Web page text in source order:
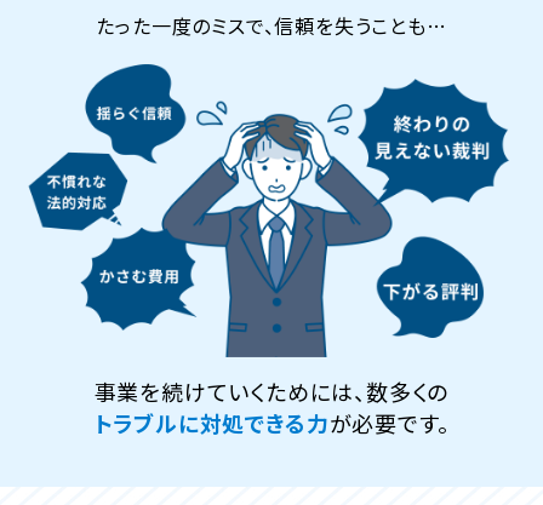
たった一度のミスで、信頼を失うことも…
事業を続けていくためには、数多くの
トラブルに対処できる力が必要です。